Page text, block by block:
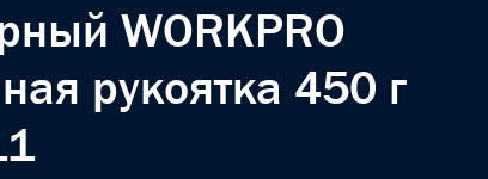
WORKPRO
рукоятка 450 г